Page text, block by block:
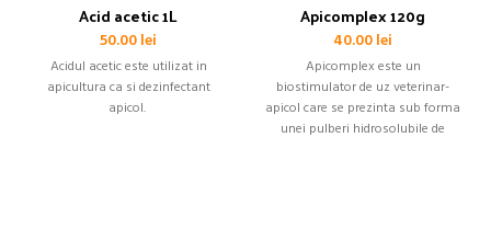
Acid acetic 1L
50.00lei
Acidul acetic este utilizat in
apicultura ca si dezinfectant
apicol.
Apicomplex 120g
40.00lei
Apicomplex este un
biostimulator de uz veterinar-
apicol care se prezinta sub forma
unei pulberi hidrosolubile de